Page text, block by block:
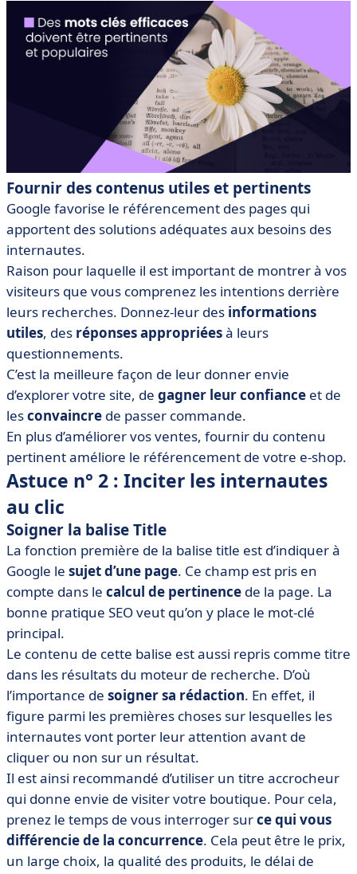
Fournir des contenus utiles et pertinents
Google favorise le référencement des pages qui
apportent des solutions adéquates aux besoins des
internautes.
Raison pour laquelle il est important de montrer à vos
visiteurs que vous comprenez les intentions derrière
leurs recherches. Donnez-leur des informations
utiles, des réponses appropriéesà leurs
questionnements.
C’est la meilleure façon de leur donner envie
d’explorer votre site, de gagner leur confiance et de
lesconvaincre de passer commande.
En plus d’améliorer vos ventes, fournir du contenu
pertinent améliore le référencement de votre e-shop.
Astuce n° 2 : Inciter les internautes
au clic
Soigner la balise Title
La fonction première de la balise title est d’indiquer à
Google le sujet d’une page. Ce champ est pris en
compte dans le calcul de pertinence de la page. La
bonne pratique SEO veut qu’on y place le mot-clé
principal.
Le contenu de cette balise est aussi repris comme titre
dans les résultats du moteur de recherche. D’où
l’importance de soigner sa rédaction. En effet, il
figure parmi les premières choses sur lesquelles les
internautes vont porter leur attention avant de
cliquer ou non sur un résultat.
Il est ainsi recommandé d’utiliser un titre accrocheur
qui donne envie de visiter votre boutique. Pour cela,
prenez le temps de vous interroger surce qui vous
différencie de la concurrence. Cela peut être le prix,
un large choix, la qualité des produits, le délai de